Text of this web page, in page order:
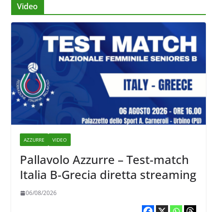
Video
AZZURRE VIDEO
Pallavolo Azzurre – Test-match
Italia B-Grecia diretta streaming
06/08/2026